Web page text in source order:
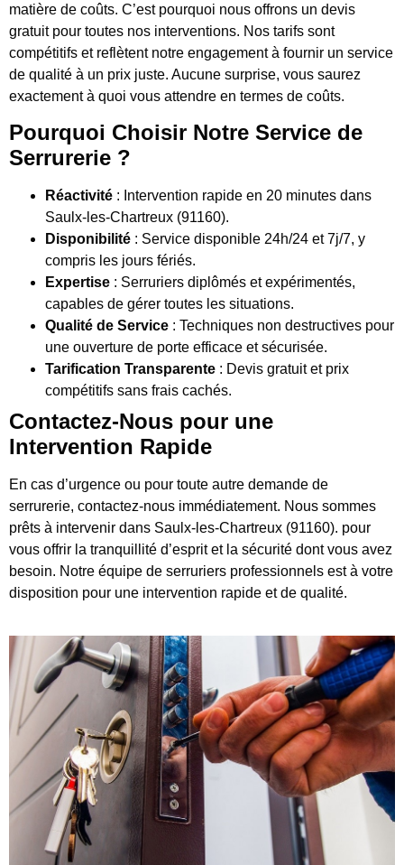
matière de coûts. C’est pourquoi nous offrons un devis
gratuit pour toutes nos interventions. Nos tarifs sont
compétitifs et reflètent notre engagement à fournir un service
de qualité à un prix juste. Aucune surprise, vous saurez
exactement à quoi vous attendre en termes de coûts.
Pourquoi Choisir Notre Service de
Serrurerie ?
Réactivité : Intervention rapide en 20 minutes dans
Saulx-les-Chartreux (91160).
Disponibilité : Service disponible 24h/24 et 7j/7, y
compris les jours fériés.
Expertise : Serruriers diplômés et expérimentés,
capables de gérer toutes les situations.
Qualité de Service : Techniques non destructives pour
une ouverture de porte efficace et sécurisée.
Tarification Transparente : Devis gratuit et prix
compétitifs sans frais cachés.
Contactez-Nous pour une
Intervention Rapide
En cas d’urgence ou pour toute autre demande de
serrurerie, contactez-nous immédiatement. Nous sommes
prêts à intervenir dans Saulx-les-Chartreux (91160). pour
vous offrir la tranquillité d’esprit et la sécurité dont vous avez
besoin. Notre équipe de serruriers professionnels est à votre
disposition pour une intervention rapide et de qualité.